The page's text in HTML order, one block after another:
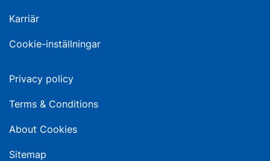
Karriär
Cookie-inställningar
Privacy policy
Terms & Conditions
About Cookies
Sitemap